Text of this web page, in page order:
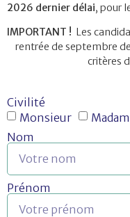
2026 dernier délai, pour
IMPORTANT ! Les
rentrée de septembre
critères
Civilité
Monsieur
Nom
Prénom